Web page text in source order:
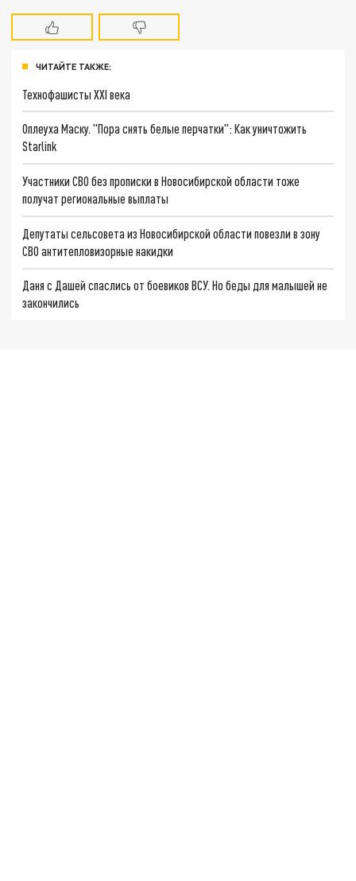
ЧИТАЙТЕ ТАКЖЕ:
Технофашисты XXI века
Оплеуха Маску. "Пора снять белые перчатки": Как уничтожить
Starlink
Участники СВО без прописки в Новосибирской области тоже
получат региональные выплаты
Депутаты сельсовета из Новосибирской области повезли в зону
СВО антитепловизорные накидки
Даня с Дашей спаслись от боевиков ВСУ. Но беды для малышей не
закончились